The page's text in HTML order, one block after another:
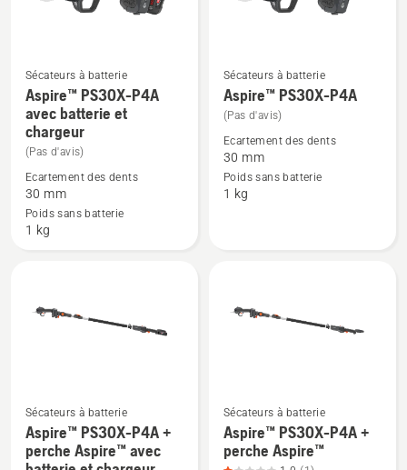
Voir
plus
de
détails
sur
Aspire™ PS30X-
P4A
chargeur
Sécateurs à batterie
Aspire™ PS30X-P4A
avec batterie et
chargeur
(Pas d'avis)
Ecartement des dents
30 mm
Poids sans batterie
1 kg
Voir
plus
de
détails
sur
Aspire™
Sécateurs à batterie
Aspire™ PS30X-P4A
(Pas d'avis)
Ecartement des dents
30 mm
Poids sans batterie
1 kg
Voir
plus
Sécateurs à batterie
Aspire™ PS30X-P4A +
perche Aspire™ avec
Voir
plus
Sécateurs à batterie
Aspire™ PS30X-P4A +
perche Aspire™